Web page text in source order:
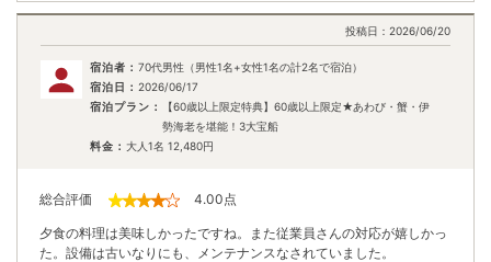
投稿日： 2026/06/20
宿泊者： 70代男性（男性1名+女性1名の計2名で宿泊）
宿泊日： 2026/06/17
宿泊プラン：
【60歳以上限定特典】60歳以上限定★あわび・蟹・伊
勢海老を堪能！3大宝船
料金： 大人1名 12,480円
総合評価 4.00 点
夕食の料理は美味しかったですね。また従業員さんの対応が嬉しかっ
た。設備は古いなりにも、メンテナンスなされていました。